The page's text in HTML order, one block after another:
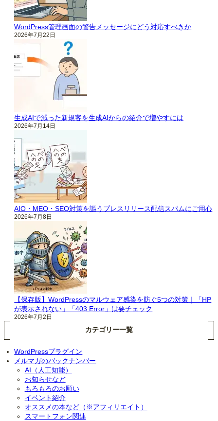
WordPress管理画面の警告メッセージにどう対応すべきか
2026年7月22日
生成AIで減った新規客を生成AIからの紹介で増やすには
2026年7月14日
AIO・MEO・SEO対策を謳うプレスリリース配信スパムにご用心
2026年7月8日
【保存版】WordPressのマルウェア感染を防ぐ5つの対策｜「HP
が表示されない」「403 Error」は要チェック
2026年7月2日
カテゴリー一覧
WordPressプラグイン
メルマガのバックナンバー
AI（人工知能）
お知らせなど
もろもろのお願い
イベント紹介
オススメの本など（※アフィリエイト）
スマートフォン関連